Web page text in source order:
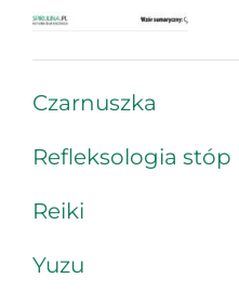
Czarnuszka
Refleksologia stóp
Reiki
Yuzu